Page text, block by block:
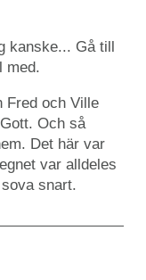
kanske... Gå till
med.
Fred och Ville
Och så
Det här var
var alldeles
snart.